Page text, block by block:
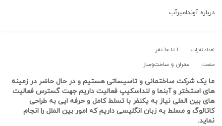
درباره آوندامیرآب
تعداد نفرات: ۱ تا ۱۰ نفر
صنعت: عمران و ساخت‌وساز
ما یک شرکت ساختمانی و تاسیساتی هستیم و در حال حاضر در زمینه
های استختر و آبنما و لنداسکیپ فعالیت داریم جهت گسترس فعالیت
های بین الملی نیاز به یکنفر با تسلط کامل و حرفه ایی به طراحی
کاتالوگ و مسلط به زبان انگلیسی داریم که امور بین الملل را انجام
نماید.